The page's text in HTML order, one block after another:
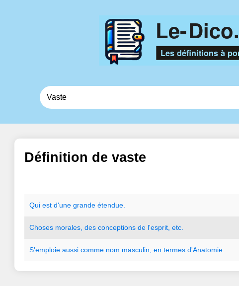
Définition de vaste
Qui est d'une grande étendue.
Choses morales des conceptions de l'esprit etc.
S'emploie aussi comme nom masculin en termes d'Anatomie.